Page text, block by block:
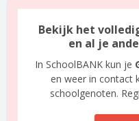
Bekijk het
en al je
In SchoolBANK kun je
en weer in contact
schoolgenoten.